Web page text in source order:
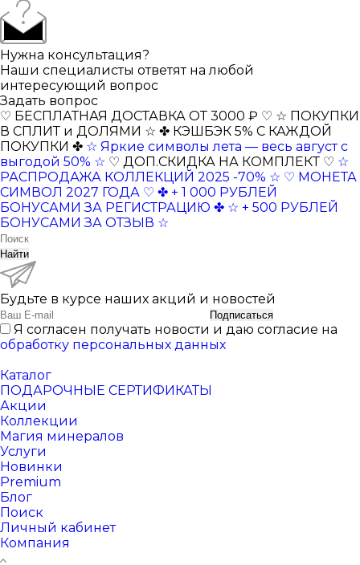
Нужна консультация?
Наши специалисты ответят на любой
интересующий вопрос
Задать вопрос
♡ БЕСПЛАТНАЯ ДОСТАВКА ОТ 3000 ₽ ♡ ☆ ПОКУПКИ
В СПЛИТ и ДОЛЯМИ ☆ ✤ КЭШБЭК 5% С КАЖДОЙ
ПОКУПКИ ✤ ☆ Яркие символы лета — весь август с
выгодой 50% ☆ ♡ ДОП.СКИДКА НА КОМПЛЕКТ ♡ ☆
РАСПРОДАЖА КОЛЛЕКЦИЙ 2025 -70% ☆ ♡ МОНЕТА
СИМВОЛ 2027 ГОДА ♡ ✤ + 1 000 РУБЛЕЙ
БОНУСАМИ ЗА РЕГИСТРАЦИЮ ✤ ☆ + 500 РУБЛЕЙ
БОНУСАМИ ЗА ОТЗЫВ ☆
Найти
Будьте в курсе наших акций и новостей
Подписаться
Я согласен получать новости и даю согласие на
обработку персональных данных
Каталог
ПОДАРОЧНЫЕ СЕРТИФИКАТЫ
Акции
Коллекции
Магия минералов
Услуги
Новинки
Premium
Блог
Поиск
Личный кабинет
Компания